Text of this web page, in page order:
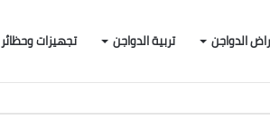
الدواجن تربية الدواجن تجهيزات وحظائر